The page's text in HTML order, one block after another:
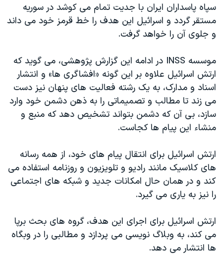
سپاه پاسداران ایران با جدیت تمام می کوشد در سوریه
مستقر گردد و اسرائیل این هدف را خط قرمز خود می داند
و جلوی آن را خواهد گرفت.
موسسه INSS در ادامه این گزارش پژوهشی، می گويد که
ارتش اسرائیل علاوه بر این گونه «افشاگری ها» و انتشار
اسناد و مدارک، به یک رشته فعالیت های پنهان نیز دست
می زند تا مطالب و تصمیماتی را به ذهن دشمن خود وارد
سازد، بی آن که دشمن بتواند تشخیص دهد که منبع و
منشاء این پیام ها کجاست.
ارتش اسرائیل برای انتقال پیام های خود، از همه رسانه
های کلاسیک مانند رادیو و تلویزیون و روزنامه استفاده می
کند و در همان حال امکانات جدید و شبکه های اجتماعی
را نیز به یاری می گیرد.
ارتش اسرائیل برای اجرای این هدف، گروه های بحث برپا
می کند، به وبلاگ نویسی می پردازد و مطالبی را در وبگاه
ها انتشار می دهد.